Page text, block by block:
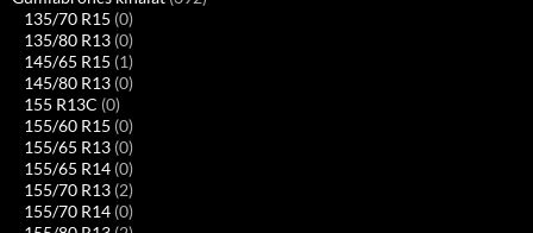
135/70 R15 (0)
135/80 R13 (0)
145/65 R15 (1)
145/80 R13 (0)
155 R13C (0)
155/60 R15 (0)
155/65 R13 (0)
155/65 R14 (0)
155/70 R13 (2)
155/70 R14 (0)